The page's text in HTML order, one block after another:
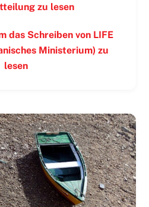
zu lesen
das Schreiben von LIFE
Ministerium) zu
lesen